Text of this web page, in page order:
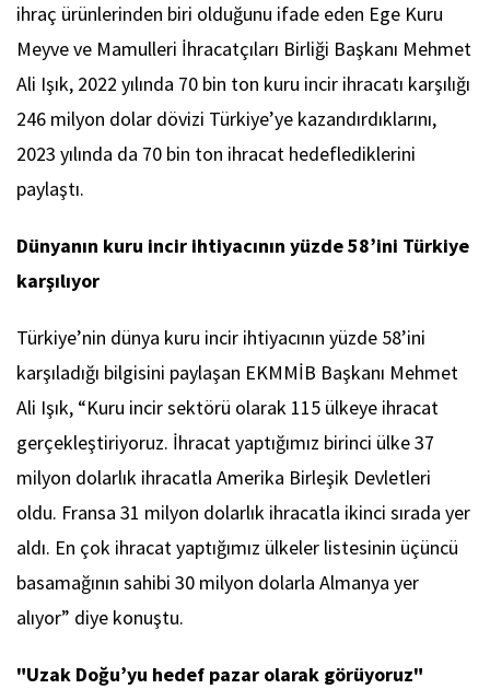
ihraç ürünlerinden biri olduğunu ifade eden Ege Kuru
Meyve ve Mamulleri İhracatçıları Birliği Başkanı Mehmet
Ali Işık, 2022 yılında 70 bin ton kuru incir ihracatı karşılığı
246 milyon dolar dövizi Türkiye’ye kazandırdıklarını,
2023 yılında da 70 bin ton ihracat hedeflediklerini
paylaştı.
Dünyanın kuru incir ihtiyacının yüzde 58’ini Türkiye
karşılıyor
Türkiye’nin dünya kuru incir ihtiyacının yüzde 58’ini
karşıladığı bilgisini paylaşan EKMMİB Başkanı Mehmet
Ali Işık, “Kuru incir sektörü olarak 115 ülkeye ihracat
gerçekleştiriyoruz. İhracat yaptığımız birinci ülke 37
milyon dolarlık ihracatla Amerika Birleşik Devletleri
oldu. Fransa 31 milyon dolarlık ihracatla ikinci sırada yer
aldı. En çok ihracat yaptığımız ülkeler listesinin üçüncü
basamağının sahibi 30 milyon dolarla Almanya yer
alıyor” diye konuştu.
"Uzak Doğu’yu hedef pazar olarak görüyoruz"